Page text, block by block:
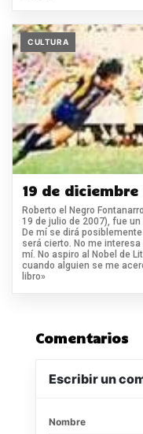
CULTURA
19 de diciembre
Roberto el Negro
19 de julio de 2007), fue
De mí se dirá
será cierto. No me
mí. No aspiro al Nobel de
cuando alguien se me
libro»
Comentarios
Escribir un
Nombre